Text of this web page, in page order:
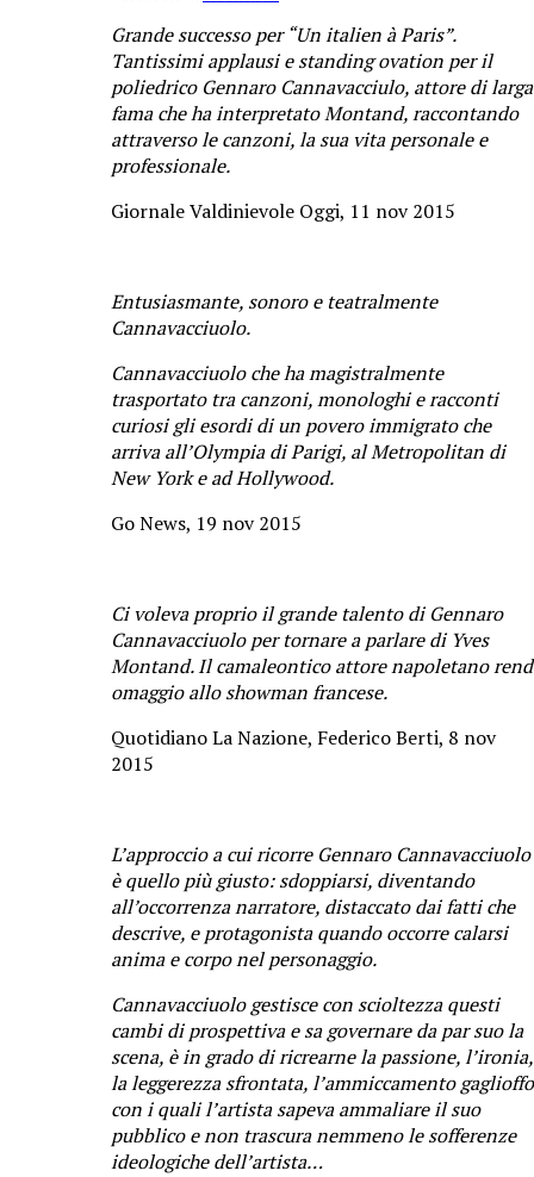
Grande successo per “Un italien à Paris”.
Tantissimi applausi e standing ovation per il
poliedrico Gennaro Cannavacciulo, attore di larga
fama che ha interpretato Montand, raccontando
attraverso le canzoni, la sua vita personale e
professionale.
Giornale Valdinievole Oggi, 11 nov 2015
Entusiasmante, sonoro e teatralmente
Cannavacciuolo.
Cannavacciuolo che ha magistralmente
trasportato tra canzoni, monologhi e racconti
curiosi gli esordi di un povero immigrato che
arriva all’Olympia di Parigi, al Metropolitan di
New York e ad Hollywood.
Go News, 19 nov 2015
Ci voleva proprio il grande talento di Gennaro
Cannavacciuolo per tornare a parlare di Yves
Montand. Il camaleontico attore napoletano
omaggio allo showman francese.
Quotidiano La Nazione, Federico Berti, 8 nov
2015
L’approccio a cui ricorre Gennaro Cannavacciuolo
è quello più giusto: sdoppiarsi, diventando
all’occorrenza narratore, distaccato dai fatti che
descrive, e protagonista quando occorre calarsi
anima e corpo nel personaggio.
Cannavacciuolo gestisce con scioltezza questi
cambi di prospettiva e sa governare da par suo la
scena, è in grado di ricrearne la passione, l’ironia,
la leggerezza sfrontata, l’ammiccamento
con i quali l’artista sapeva ammaliare il suo
pubblico e non trascura nemmeno le sofferenze
ideologiche dell’artista…